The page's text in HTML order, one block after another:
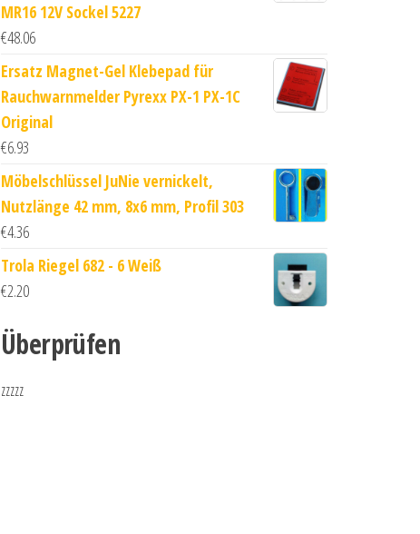
MR16 12V Sockel 5227
€48.06
Ersatz Magnet-Gel Klebepad für
Rauchwarnmelder Pyrexx PX-1 PX-1C
Original
€6.93
Möbelschlüssel JuNie vernickelt,
Nutzlänge 42 mm, 8x6 mm, Profil 303
€4.36
Trola Riegel 682 - 6 Weiß
€2.20
Überprüfen
zzzzz